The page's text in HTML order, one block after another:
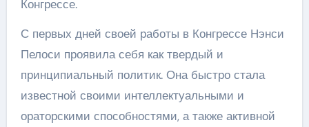
Конгрессе.
С первых дней своей работы в Конгрессе Нэнси
Пелоси проявила себя как твердый и
принципиальный политик. Она быстро стала
известной своими интеллектуальными и
ораторскими способностями, а также активной